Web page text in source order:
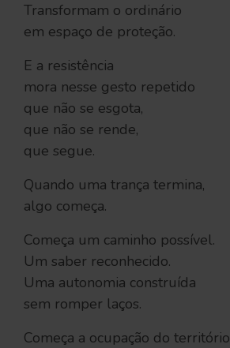
Transformam o ordinário
em espaço de proteção.
E a resistência
mora nesse gesto repetido
que não se esgota,
que não se rende,
que segue.
Quando uma trança termina,
algo começa.
Começa um caminho possível.
Um saber reconhecido.
Uma autonomia construída
sem romper laços.
Começa a ocupação do território